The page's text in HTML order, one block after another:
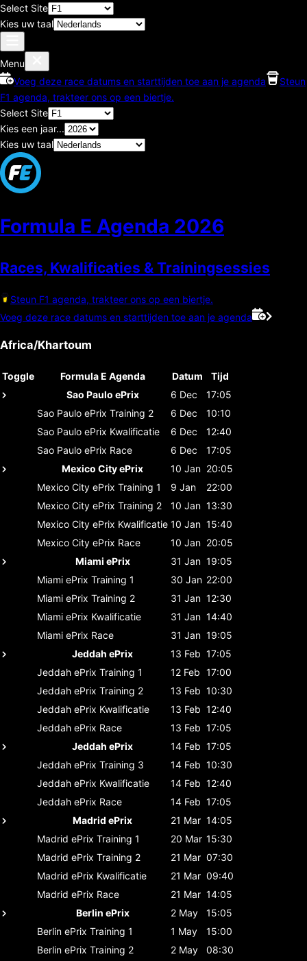
Select Site
Kies uw taal
Menu
Voeg deze race datums en starttijden toe aan je agenda
Steun
F1 agenda, trakteer ons op een biertje.
Select Site
Kies een jaar...
Kies uw taal
Formula E Agenda 2026
Races, Kwalificaties & Trainingsessies
Steun F1 agenda, trakteer ons op een biertje.
Voeg deze race datums en starttijden toe aan je agenda
Africa/Khartoum
Toggle Formula E Agenda Datum
Tijd
Sao Paulo ePrix
6 Dec
17:05
Sao Paulo ePrix Training 2 6 Dec
10:10
Sao Paulo ePrix Kwalificatie 6 Dec
12:40
Sao Paulo ePrix Race 6 Dec
17:05
Mexico City ePrix
10 Jan 20:05
Mexico City ePrix Training 1 9 Jan
22:00
Mexico City ePrix Training 2 10 Jan 13:30
Mexico City ePrix Kwalificatie 10 Jan 15:40
Mexico City ePrix Race 10 Jan 20:05
Miami ePrix
31 Jan 19:05
Miami ePrix Training 1 30 Jan 22:00
Miami ePrix Training 2 31 Jan 12:30
Miami ePrix Kwalificatie 31 Jan 14:40
Miami ePrix Race 31 Jan 19:05
Jeddah ePrix
13 Feb 17:05
Jeddah ePrix Training 1 12 Feb 17:00
Jeddah ePrix Training 2 13 Feb 10:30
Jeddah ePrix Kwalificatie 13 Feb 12:40
Jeddah ePrix Race 13 Feb 17:05
Jeddah ePrix
14 Feb 17:05
Jeddah ePrix Training 3 14 Feb 10:30
Jeddah ePrix Kwalificatie 14 Feb 12:40
Jeddah ePrix Race 14 Feb 17:05
Madrid ePrix
21 Mar 14:05
Madrid ePrix Training 1 20 Mar 15:30
Madrid ePrix Training 2 21 Mar 07:30
Madrid ePrix Kwalificatie 21 Mar 09:40
Madrid ePrix Race 21 Mar 14:05
Berlin ePrix
2 May
15:05
Berlin ePrix Training 1 1 May
15:00
Berlin ePrix Training 2 2 May
08:30